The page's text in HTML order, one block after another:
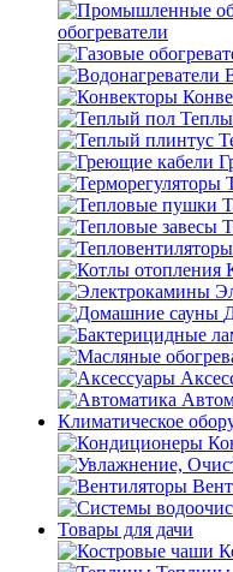
обогреватели
Климатическое
Товары для дачи